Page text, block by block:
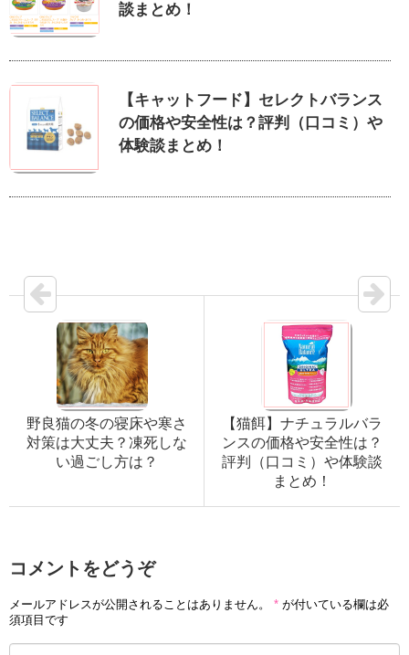
談まとめ！
【キャットフード】セレクトバランス
の価格や安全性は？評判（口コミ）や
体験談まとめ！
野良猫の冬の寝床や寒さ
対策は大丈夫？凍死しな
い過ごし方は？
【猫餌】ナチュラルバラ
ンスの価格や安全性は？
評判（口コミ）や体験談
まとめ！
コメントをどうぞ
メールアドレスが公開されることはありません。 * が付いている欄は必
須項目です